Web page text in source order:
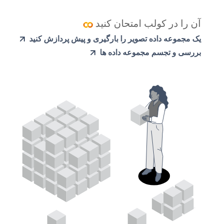
آن را در کولب امتحان کنید
یک مجموعه داده تصویر را بارگیری و پیش پردازش کنید
بررسی و تجسم مجموعه داده ها